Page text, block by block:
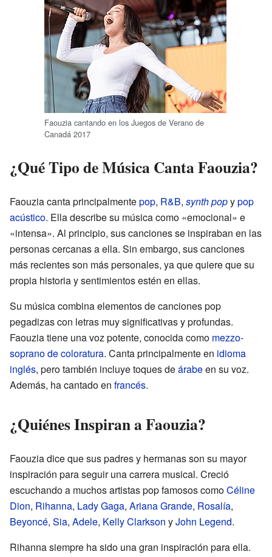
Faouzia cantando en los Juegos de Verano de
Canadá 2017
¿Qué Tipo de Música Canta Faouzia?
Faouzia canta principalmentepop, R&B, synth popypop
acústico. Ella describe su música como «emocional» e
«intensa». Al principio, sus canciones se inspiraban en las
personas cercanas a ella. Sin embargo, sus canciones
más recientes son más personales, ya que quiere que su
propia historia y sentimientos estén en ellas.
Su música combina elementos de canciones pop
pegadizas con letras muy significativas y profundas.
Faouzia tiene una voz potente, conocida como mezzo-
soprano de coloratura. Canta principalmente en idioma
inglés, pero también incluye toques deárabeen su voz.
Además, ha cantado en francés.
¿Quiénes Inspiran a Faouzia?
Faouzia dice que sus padres y hermanas son su mayor
inspiración para seguir una carrera musical. Creció
escuchando a muchos artistas pop famosos comoCéline
Dion, Rihanna, Lady Gaga, Ariana Grande, Rosalía,
Beyoncé, Sia, Adele, Kelly Clarkson yJohn Legend.
Rihanna siempre ha sido una gran inspiración para ella.